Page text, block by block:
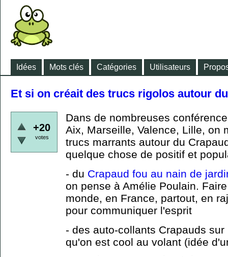
Idées Mots clés Catégories Utilisateurs
Et si on créait des trucs rigolos autour
+20
votes
Dans de nombreuses
Aix, Marseille, Valence, Lille, on
trucs marrants autour du
quelque chose de positif et
- du Crapaud fou au nain de
on pense à Amélie Poulain.
monde, en France, partout, en
pour communiquer l'esprit
- des auto-collants Crapauds
qu'on est cool au volant (idée